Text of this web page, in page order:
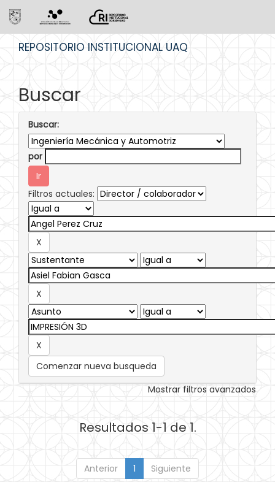
REPOSITORIO INSTITUCIONAL UAQ
Buscar
Buscar:
por
Filtros actuales:
Comenzar nueva busqueda
Mostrar filtros avanzados
Resultados 1-1 de 1.
Anterior 1 Siguiente